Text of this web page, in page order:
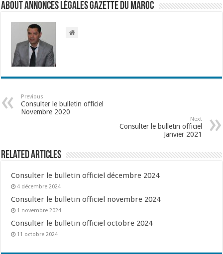
About Annonces légales Gazette du Maroc
Previous
Consulter le bulletin officiel
Novembre 2020
Next
Consulter le bulletin officiel
Janvier 2021
Related Articles
Consulter le bulletin officiel décembre 2024
4 décembre 2024
Consulter le bulletin officiel novembre 2024
1 novembre 2024
Consulter le bulletin officiel octobre 2024
11 octobre 2024